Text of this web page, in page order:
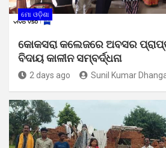
ମୋ ଓଡ଼ିଶା
କୋକସରା କଲେଜରେ ଅବସର
ବିଦାୟ କାଳୀନ ସମ୍ବର୍ଦ୍ଧନା
2 days ago Sunil Kumar